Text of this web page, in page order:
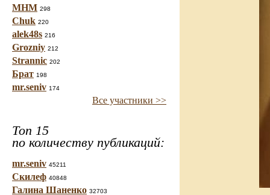
МНМ 298
Chuk 220
alek48s 216
Grozniy 212
Strannic 202
Брат 198
mr.seniv 174
Все участники >>
Топ 15
по количеству публикаций:
mr.seniv 45211
Скилеф 40848
Галина Шаненко 32703